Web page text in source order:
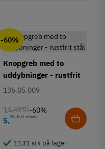
-60%
Knopgreb med to
uddybninger - rustfrit
stål
136.05.009
14,40 kr-60%
5,76 Inkl. moms
1131 stk på lager